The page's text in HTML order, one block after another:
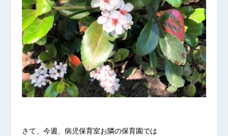
さて、今週、病児保育室お隣の保育園では